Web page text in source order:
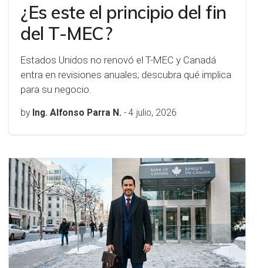
¿Es este el principio del fin
del T-MEC?
Estados Unidos no renovó el T-MEC y Canadá
entra en revisiones anuales; descubra qué implica
para su negocio.
by Ing. Alfonso Parra N. - 4 julio, 2026